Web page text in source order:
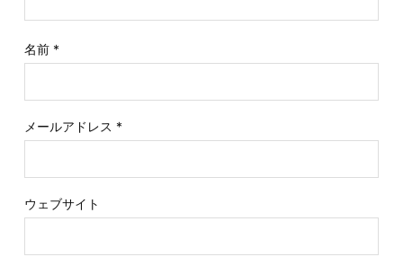
名前 *
メールアドレス *
ウェブサイト